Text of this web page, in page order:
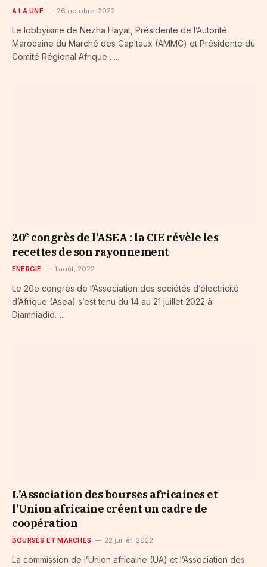
A LA UNE 26 octobre, 2022
Le lobbyisme de Nezha Hayat, Présidente de l’Autorité
Marocaine du Marché des Capitaux (AMMC) et Présidente du
Comité Régional Afrique…...
20e congrès de l’ASEA : la CIE révèle les
recettes de son rayonnement
ENERGIE 1 août, 2022
Le 20e congrès de l’Association des sociétés d’électricité
d’Afrique (Asea) s’est tenu du 14 au 21 juillet 2022 à
Diamniadio…...
L’Association des bourses africaines et
l’Union africaine créent un cadre de
coopération
BOURSES ET MARCHÉS 22 juillet, 2022
La commission de l’Union africaine (UA) et l’Association des